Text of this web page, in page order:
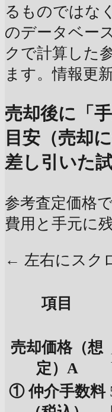
るものではな
のデータベー
クで計算した
ます。情報更
売却後に「
目安（売却
差し引いた試
参考査定価格
費用と手元に
← 左右にスク
項目
売却価格（想
定）A
① 仲介手数料